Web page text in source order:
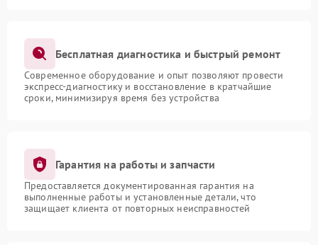
Бесплатная диагностика и быстрый ремонт
Современное оборудование и опыт позволяют провести
экспресс-диагностику и восстановление в кратчайшие
сроки, минимизируя время без устройства
Гарантия на работы и запчасти
Предоставляется документированная гарантия на
выполненные работы и установленные детали, что
защищает клиента от повторных неисправностей